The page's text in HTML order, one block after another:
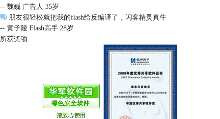
点来学习硕思闪客精灵这款flash游戏修改软件吧！
-- 魏巍 广告人 35岁
朋友很轻松就把我的flash给反编译了，闪客精灵真牛
-- 黄子陵 Flash高手 28岁
所获奖项